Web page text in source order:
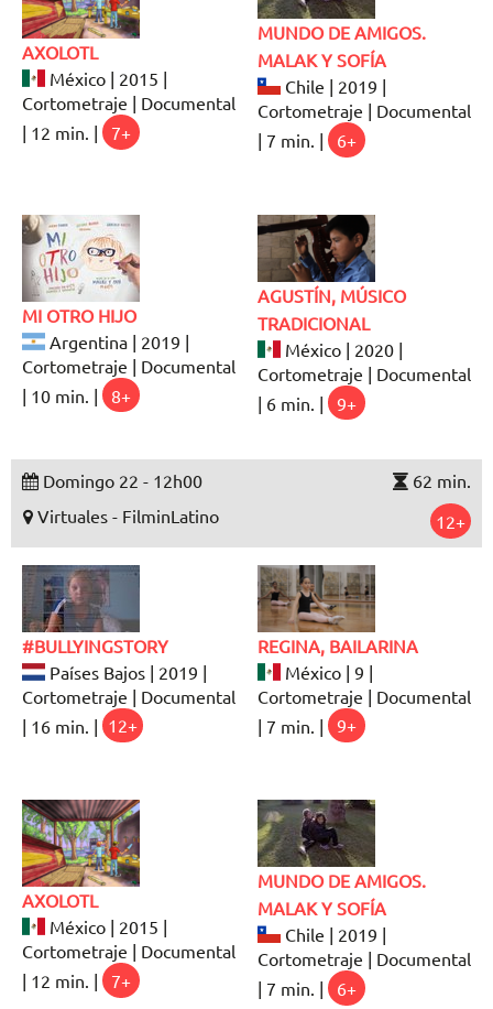
AXOLOTL
México | 2015 |
Cortometraje | Documental
| 12 min. |
7+
MUNDO DE AMIGOS.
MALAK Y SOFÍA
Chile | 2019 |
Cortometraje | Documental
| 7 min. |
6+
MI OTRO HIJO
Argentina | 2019 |
Cortometraje | Documental
| 10 min. |
8+
AGUSTÍN, MÚSICO
TRADICIONAL
México | 2020 |
Cortometraje | Documental
| 6 min. |
9+
Domingo 22 - 12h00
62 min.
Virtuales - FilminLatino
12+
#BULLYINGSTORY
Países Bajos | 2019 |
Cortometraje | Documental
| 16 min. | 12+
REGINA, BAILARINA
México | 9 |
Cortometraje | Documental
| 7 min. |
9+
AXOLOTL
México | 2015 |
Cortometraje | Documental
| 12 min. |
7+
MUNDO DE AMIGOS.
MALAK Y SOFÍA
Chile | 2019 |
Cortometraje | Documental
| 7 min. |
6+